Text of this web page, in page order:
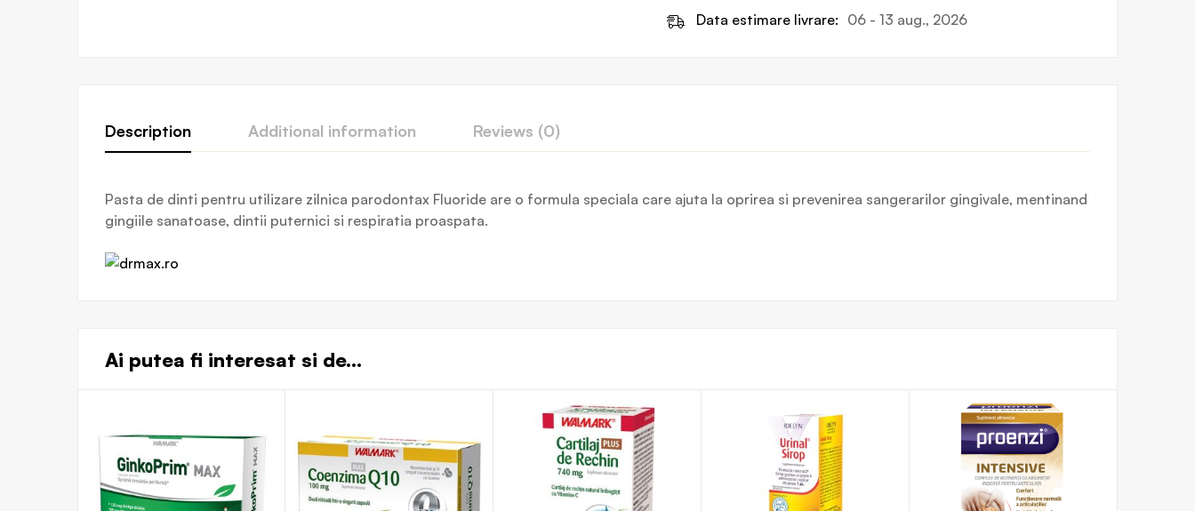
Data estimare livrare: 06 - 13 aug., 2026
Description Additional information Reviews (0)
Pasta de dinti pentru utilizare zilnica parodontax Fluoride are o formula speciala care ajuta la oprirea si prevenirea sangerarilor gingivale, mentinand
gingiile sanatoase, dintii puternici si respiratia proaspata.
Ai putea fi interesat si de...